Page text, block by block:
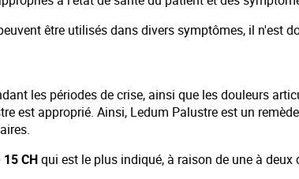
être utilisés dans divers symptômes, il n'est
les périodes de crise, ainsi que les douleurs
est approprié. Ainsi, Ledum Palustre est un
CHqui est le plus indiqué, à raison de une à